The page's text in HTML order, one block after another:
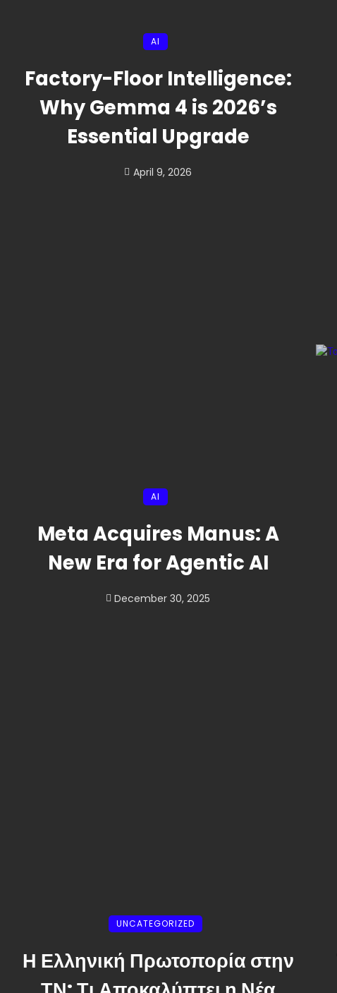
AI
Factory-Floor Intelligence:
Why Gemma 4 is 2026’s
Essential Upgrade
April 9, 2026
AI
Meta Acquires Manus: A
New Era for Agentic AI
December 30, 2025
UNCATEGORIZED
Η Ελληνική Πρωτοπορία στην